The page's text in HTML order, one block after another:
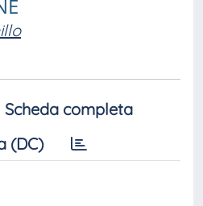
Scheda completa
(DC)